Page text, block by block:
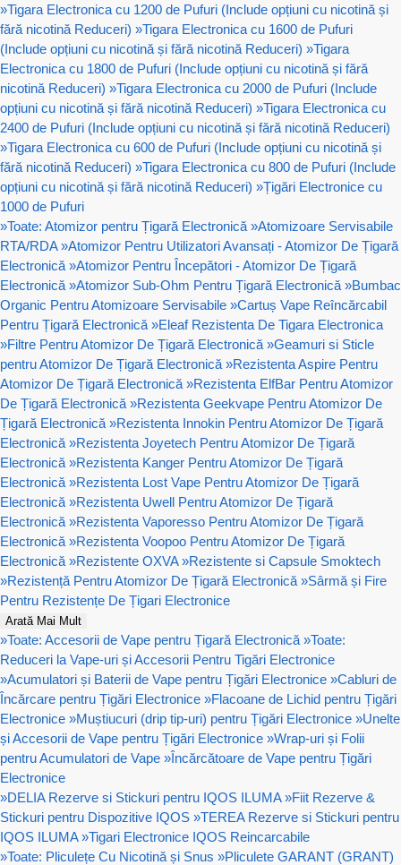
»Tigara Electronica cu 1200 de Pufuri (Include opțiuni cu nicotină și
fără nicotină Reduceri) »Tigara Electronica cu 1600 de Pufuri
(Include opțiuni cu nicotină și fără nicotină Reduceri) »Tigara
Electronica cu 1800 de Pufuri (Include opțiuni cu nicotină și fără
nicotină Reduceri) »Tigara Electronica cu 2000 de Pufuri (Include
opțiuni cu nicotină și fără nicotină Reduceri) »Tigara Electronica cu
2400 de Pufuri (Include opțiuni cu nicotină și fără nicotină Reduceri)
»Tigara Electronica cu 600 de Pufuri (Include opțiuni cu nicotină și
fără nicotină Reduceri) »Tigara Electronica cu 800 de Pufuri (Include
opțiuni cu nicotină și fără nicotină Reduceri) »Țigări Electronice cu
1000 de Pufuri
»Toate: Atomizor pentru Țigară Electronică »Atomizoare Servisabile
RTA/RDA »Atomizor Pentru Utilizatori Avansați - Atomizor De Țigară
Electronică »Atomizor Pentru Începători - Atomizor De Țigară
Electronică »Atomizor Sub-Ohm Pentru Țigară Electronică »Bumbac
Organic Pentru Atomizoare Servisabile »Cartuș Vape Reîncărcabil
Pentru Țigară Electronică »Eleaf Rezistenta De Tigara Electronica
»Filtre Pentru Atomizor De Țigară Electronică »Geamuri si Sticle
pentru Atomizor De Țigară Electronică »Rezistenta Aspire Pentru
Atomizor De Țigară Electronică »Rezistenta ElfBar Pentru Atomizor
De Țigară Electronică »Rezistenta Geekvape Pentru Atomizor De
Țigară Electronică »Rezistenta Innokin Pentru Atomizor De Țigară
Electronică »Rezistenta Joyetech Pentru Atomizor De Țigară
Electronică »Rezistenta Kanger Pentru Atomizor De Țigară
Electronică »Rezistenta Lost Vape Pentru Atomizor De Țigară
Electronică »Rezistenta Uwell Pentru Atomizor De Țigară
Electronică »Rezistenta Vaporesso Pentru Atomizor De Țigară
Electronică »Rezistenta Voopoo Pentru Atomizor De Țigară
Electronică »Rezistente OXVA »Rezistente si Capsule Smoktech
»Rezistență Pentru Atomizor De Țigară Electronică »Sârmă și Fire
Pentru Rezistențe De Țigari Electronice
Arată Mai Mult
»Toate: Accesorii de Vape pentru Țigară Electronică »Toate:
Reduceri la Vape-uri și Accesorii Pentru Tigări Electronice
»Acumulatori și Baterii de Vape pentru Țigări Electronice »Cabluri de
Încărcare pentru Țigări Electronice »Flacoane de Lichid pentru Țigări
Electronice »Muștiucuri (drip tip-uri) pentru Țigări Electronice »Unelte
și Accesorii de Vape pentru Țigări Electronice »Wrap-uri și Folii
pentru Acumulatori de Vape »Încărcătoare de Vape pentru Țigări
Electronice
»DELIA Rezerve si Stickuri pentru IQOS ILUMA »Fiit Rezerve &
Stickuri pentru Dispozitive IQOS »TEREA Rezerve si Stickuri pentru
IQOS ILUMA »Tigari Electronice IQOS Reincarcabile
»Toate: Pliculețe Cu Nicotină și Snus »Pliculete GARANT (GRANT)